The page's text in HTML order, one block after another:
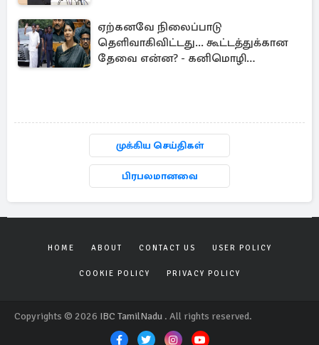
ஏற்கனவே நிலைப்பாடு
தெளிவாகிவிட்டது... கூட்டத்துக்கான
தேவை என்ன? - கனிமொழி
முக்கிய செய்திகள்
பிரபலமானவை
HOME ABOUT CONTACT US USER POLICY
COOKIE POLICY PRIVACY POLICY
Copyrights © 2026 IBC TamilNadu . All rights reserved.